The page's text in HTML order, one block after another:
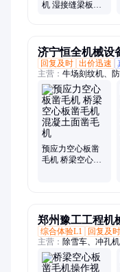
机 湿接缝梁板加
济宁恒全机械设
回复及时 出价迅速
主营： 牛场刻纹机、
机、空心板凿毛机、
场拉纹机、机场刻纹
梁、单滚轴摊铺机、
预应力空心板凿
毛机 桥梁空心板
郑州豫工工程机
综合体验L1
回复及时
主营： 除雪车、冲孔
锯机、划线机、拉毛
管泵、注浆机、防撞